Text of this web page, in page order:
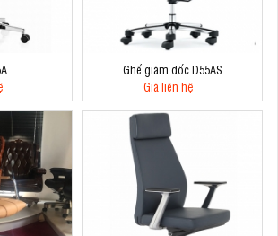
Ghế giám đốc D55AS
Giá liên hệ